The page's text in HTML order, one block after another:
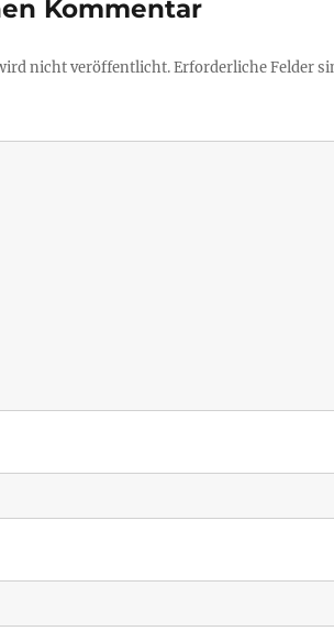
Kommentar
nicht veröffentlicht. Erforderliche Felder